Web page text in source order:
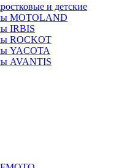
и детские
MOTOLAND
IRBIS
ROCKOT
YACOTA
AVANTIS